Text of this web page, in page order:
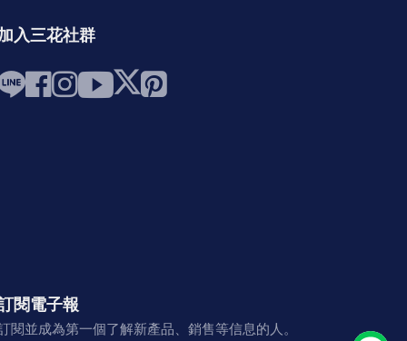
入三花社群
閱電子報
閱並成為第一個了解新產品、銷售等信息的人。